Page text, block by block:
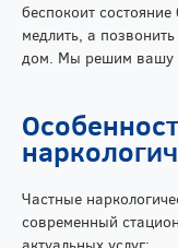
беспокоит
медлить, а
дом. Мы решим вашу
Частные
современный